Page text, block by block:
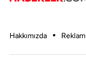
Hakkımızda Reklam